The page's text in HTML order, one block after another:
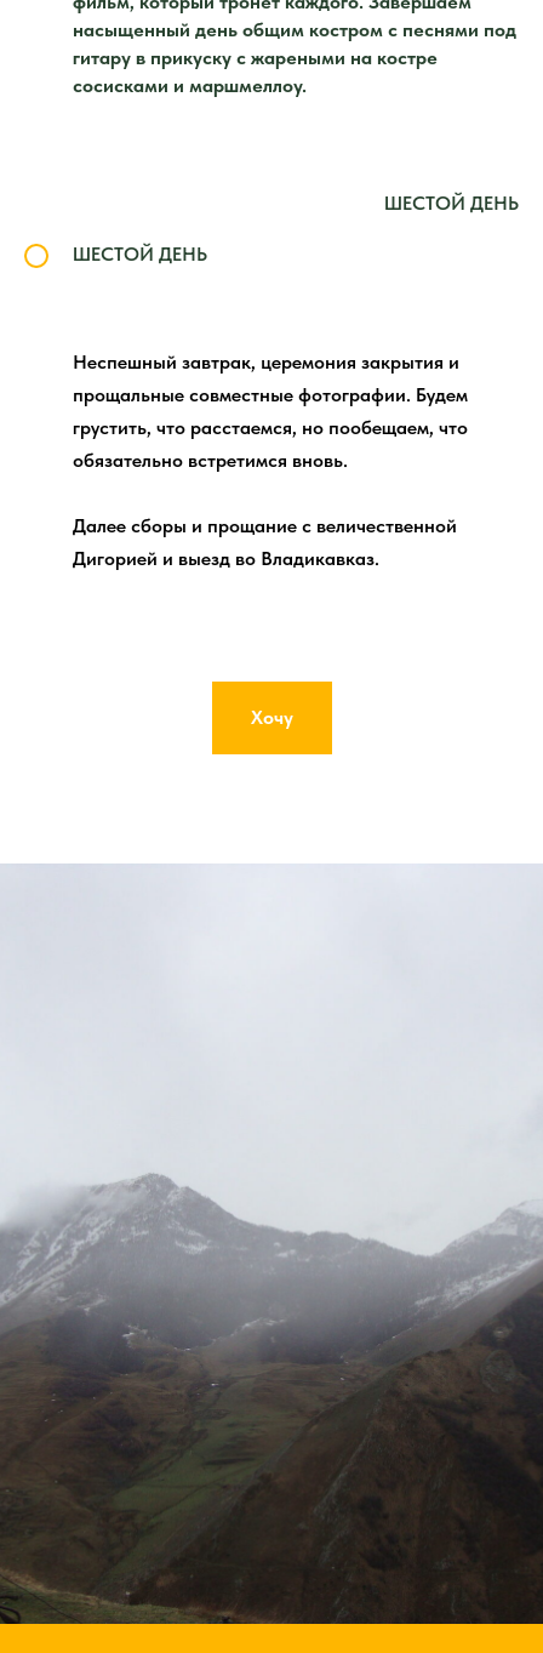
насыщенный день общим костром с песнями под
гитару в прикуску с жареными на костре
сосисками и маршмеллоу.
ШЕСТОЙ ДЕНЬ
ШЕСТОЙ ДЕНЬ
Неспешный завтрак, церемония закрытия и
прощальные совместные фотографии. Будем
грустить, что расстаемся, но пообещаем, что
обязательно встретимся вновь.
Далее сборы и прощание с величественной
Дигорией и выезд во Владикавказ.
Хочу